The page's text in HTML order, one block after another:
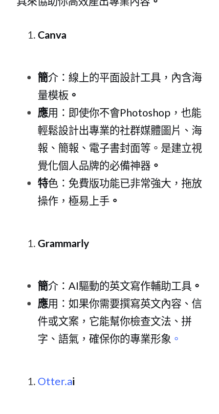
Canva
簡介：線上的平面設計工具，內含海
量模板。
應用：即使你不會Photoshop，也能
輕鬆設計出專業的社群媒體圖片、海
報、簡報、電子書封面等。是建立視
覺化個人品牌的必備神器。
特色：免費版功能已非常強大，拖放
操作，極易上手。
Grammarly
簡介：AI驅動的英文寫作輔助工具。
應用：如果你需要撰寫英文內容、信
件或文案，它能幫你檢查文法、拼
字、語氣，確保你的專業形象 。
Otter.ai